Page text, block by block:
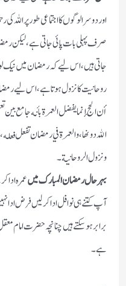
اور دوسرا لوگوں کا اجتماعی طور پر
صرف پہلی بات پائی جاتی ہے، لیکن
جاتی ہیں، اس لیے کہ رمضان میں نیک
روحانیت کا نزول ہوتا ہے، اس لیے
أن الحج إنما يفضل العمرة بأنه جامع بين
الله دونها، والعمرة في رمضان تفعل
ونزول الروحانية۔
بہر حال رمضان المبارک میںعمرہ
آپ کتنے ہی نوافل ادا کر لیں فرض ادا
برابر ہوسکتے ہیں چنانچہ حضرت امام
ہے۔